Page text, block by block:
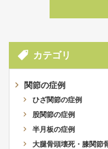
カテゴリ
関節の症例
ひざ関節の症例
股関節の症例
半月板の症例
大腿骨頭壊死・膝関節